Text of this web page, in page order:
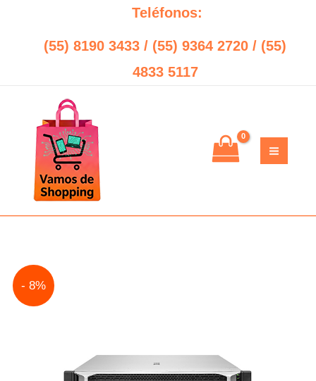
contenido
Teléfonos:
(55) 8190 3433 / (55) 9364 2720 / (55)
4833 5117
- 8%
$169,470.00.